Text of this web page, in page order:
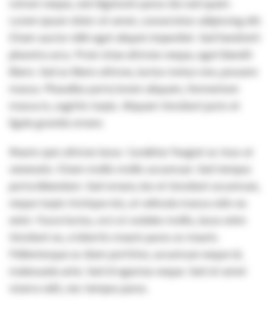
rutrum neque, sed dignissim purus dui sed quam.
Lorem ipsum dolor sit amet, consectetur adipiscing elit.
Etiam auctor nibh eget aliquet imperdiet. Sed hendrerit
pharetra arcu. Proin vitae ultricies neque, eget blandit
libero. Sed ac libero ultrices, luctus metus non, posuere
massa. Phasellus porta lorem aliquam, fermentum
massa in, sagittis turpis. Aliquam tincidunt justo et
ligula gravida ornare.
Mauris quis ultrices lacus. Curabitur feugiat ac risus at
venenatis. Etiam mollis mollis accumsan. Sed tempus
porta bibendum. Sed ornare, leo et tincidunt accumsan,
neque turpis tristique nisi, at vehicula massa odio eu
enim. Fusce luctus, orci ut sodales mollis, lacus enim
tincidunt ex, a lobortis mauris purus ac mauris.
Pellentesque ac diam porttitor, accumsan neque id,
malesuada ante. Sed id egestas neque. Sed sit amet
viverra velit, nec tempus purus.